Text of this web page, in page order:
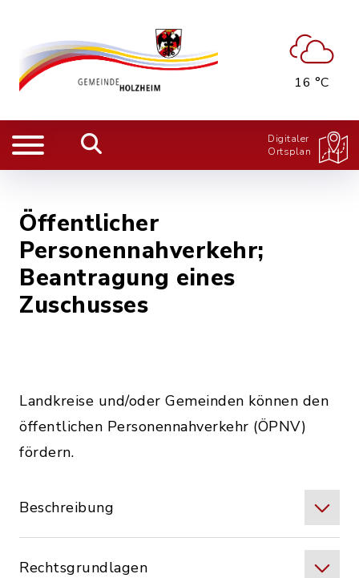
16 °C
Digitaler
Ortsplan
Öffentlicher
Personennahverkehr;
Beantragung eines
Zuschusses
Landkreise und/oder Gemeinden können den
öffentlichen Personennahverkehr (ÖPNV)
fördern.
Beschreibung
Rechtsgrundlagen